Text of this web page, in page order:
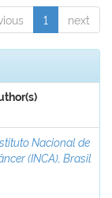
1 next
Nacional de
(INCA), Brasil